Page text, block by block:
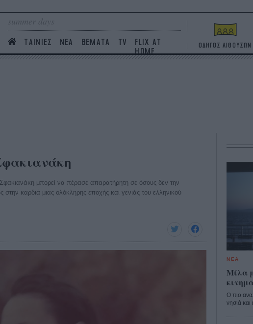
summer days
ΤΑΙΝΙΕΣ ΝΕΑ ΘΕΜΑΤΑ TV
FLIX AT
HOME
ΟΔΗΓΟΣ ΑΙΘΟΥΣΩΝ
μπορεί να πέρασε απαρατήρητη σε όσους δεν την
καρδιά μιας ολόκληρης εποχής και γενιάς του ελληνικού
ΝΕΑ
Μίλα
Ο πιο
νησιά